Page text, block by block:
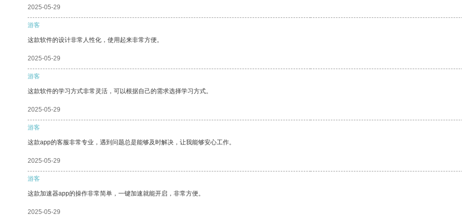
2025-05-29
游客
这款软件的设计非常人性化，使用起来非常方便。
2025-05-29
游客
这款软件的学习方式非常灵活，可以根据自己的需求选择学习方式。
2025-05-29
游客
这款app的客服非常专业，遇到问题总是能够及时解决，让我能够安心工作。
2025-05-29
游客
这款加速器app的操作非常简单，一键加速就能开启，非常方便。
2025-05-29